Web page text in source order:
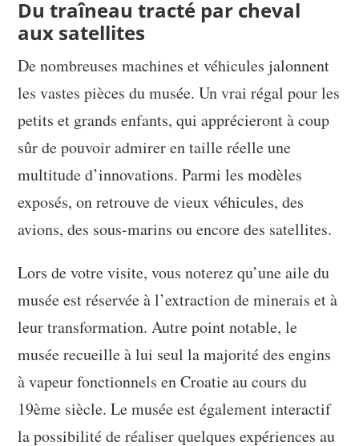
Du traîneau tracté par cheval
aux satellites
De nombreuses machines et véhicules jalonnent
les vastes pièces du musée. Un vrai régal pour les
petits et grands enfants, qui apprécieront à coup
sûr de pouvoir admirer en taille réelle une
multitude d’innovations. Parmi les modèles
exposés, on retrouve de vieux véhicules, des
avions, des sous-marins ou encore des satellites.
Lors de votre visite, vous noterez qu’une aile du
musée est réservée à l’extraction de minerais et à
leur transformation. Autre point notable, le
musée recueille à lui seul la majorité des engins
à vapeur fonctionnels en Croatie au cours du
19ème siècle. Le musée est également interactif
la possibilité de réaliser quelques expériences au